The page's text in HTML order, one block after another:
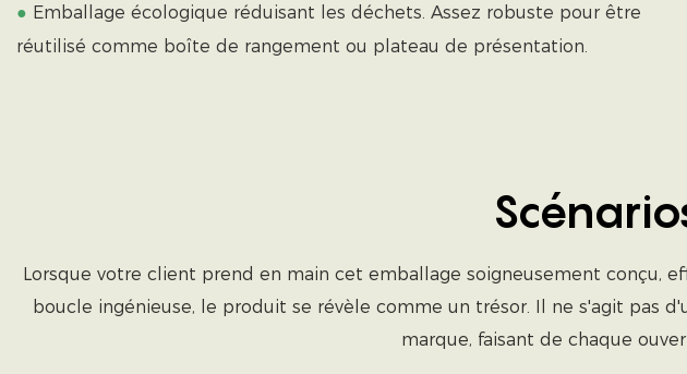
● Emballage écologique réduisant les déchets. Assez robuste pour être
réutilisé comme boîte de rangement ou plateau de présentation.
Lorsque votre client prend en main cet emballage soigneusement conçu,
boucle ingénieuse, le produit se révèle comme un trésor. Il ne s'agit pas
marque, faisant de chaque